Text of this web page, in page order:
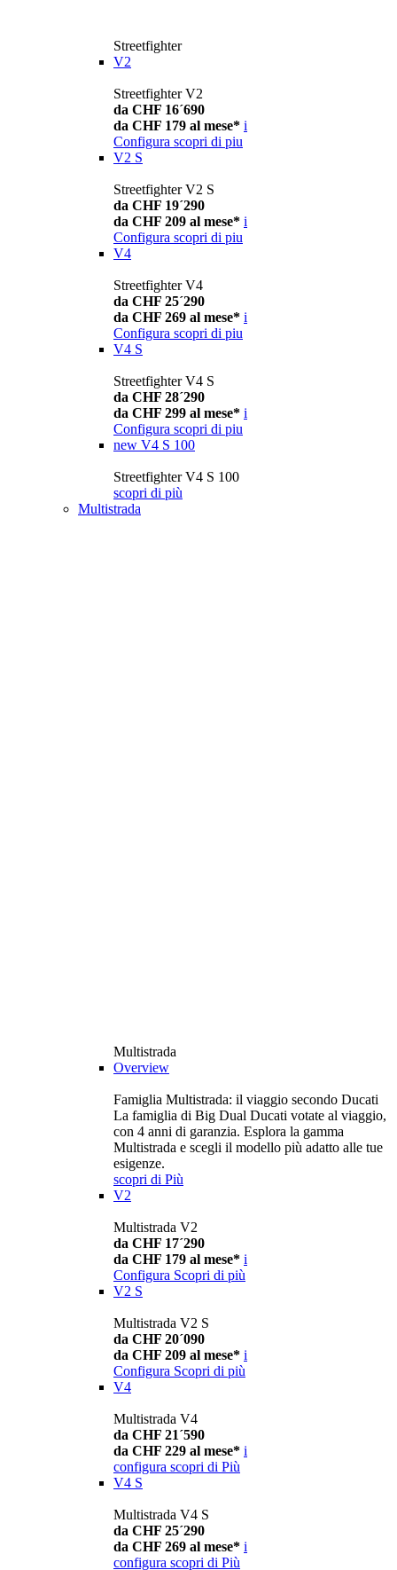
Streetfighter
V2
Streetfighter V2
da CHF 16´690
da CHF 179 al mese* i
Configura scopri di piu
V2 S
Streetfighter V2 S
da CHF 19´290
da CHF 209 al mese* i
Configura scopri di piu
V4
Streetfighter V4
da CHF 25´290
da CHF 269 al mese* i
Configura scopri di piu
V4 S
Streetfighter V4 S
da CHF 28´290
da CHF 299 al mese* i
Configura scopri di piu
new V4 S 100
Streetfighter V4 S 100
scopri di più
Multistrada
Multistrada
Overview
Famiglia Multistrada: il viaggio secondo Ducati
La famiglia di Big Dual Ducati votate al viaggio,
con 4 anni di garanzia. Esplora la gamma
Multistrada e scegli il modello più adatto alle tue
esigenze.
scopri di Più
V2
Multistrada V2
da CHF 17´290
da CHF 179 al mese* i
Configura Scopri di più
V2 S
Multistrada V2 S
da CHF 20´090
da CHF 209 al mese* i
Configura Scopri di più
V4
Multistrada V4
da CHF 21´590
da CHF 229 al mese* i
configura scopri di Più
V4 S
Multistrada V4 S
da CHF 25´290
da CHF 269 al mese* i
configura scopri di Più